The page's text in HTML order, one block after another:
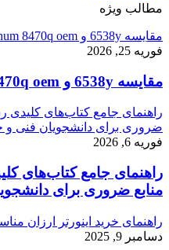
مطالب ویژه
مقایسه 6538y و intel xeon platinum 8470q oem
فوریه 25, 2026
مقایسه 6538y و intel xeon platinum 8470q oem
راهنمای جامع کتاب‌های کلیدی
ضروری برای دانشجویان فنی و
فوریه 6, 2026
راهنمای جامع کتاب‌های
منابع ضروری برای
راهنمای خرید اینورتر ارزان
دسامبر 9, 2025